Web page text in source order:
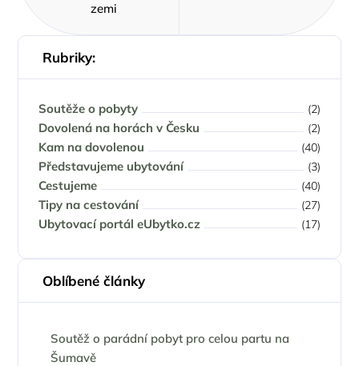
Rubriky:
Soutěže o pobyty (2)
Dovolená na horách v Česku (2)
Kam na dovolenou (40)
Představujeme ubytování (3)
Cestujeme (40)
Tipy na cestování (27)
Ubytovací portál eUbytko.cz (17)
Oblíbené články
Soutěž o parádní pobyt pro celou partu na
Šumavě
zemi